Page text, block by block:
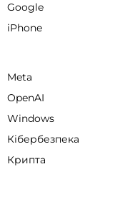
Google
iPhone
Meta
OpenAI
Windows
Кібербезпека
Крипта